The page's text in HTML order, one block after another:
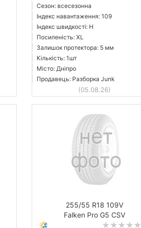
Сезон: всесезонна
Індекс навантаження: 109
Індекс швидкості: H
Посиленість: XL
Залишок протектора: 5 мм
Кількість: 1шт
Місто: Дніпро
Продавець: Разборка Junk
(05.08.26)
255/55 R18 109V
Falken Pro G5 CSV